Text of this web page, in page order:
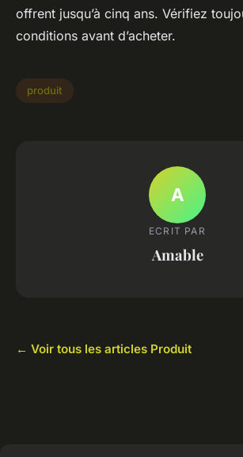
offrent jusqu’à cinq ans. Vérifiez
conditions avant d’acheter.
produit
A
ECRIT PAR
Amable
← Voir tous les articles Produit